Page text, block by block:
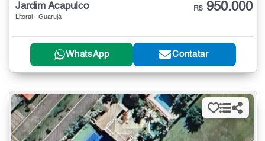
Jardim Acapulco
Litoral - Guarujá
R$ 950.000
WhatsApp Contatar